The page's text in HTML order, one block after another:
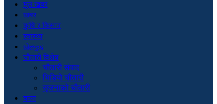
मूल खबर
खबर
कृषि र किसान
स्वास्थ्य
खेलकुद
चौतारी विशेष
चौतारी संवाद
भिडियो चौतारी
सृजनाको चौतारी
कला